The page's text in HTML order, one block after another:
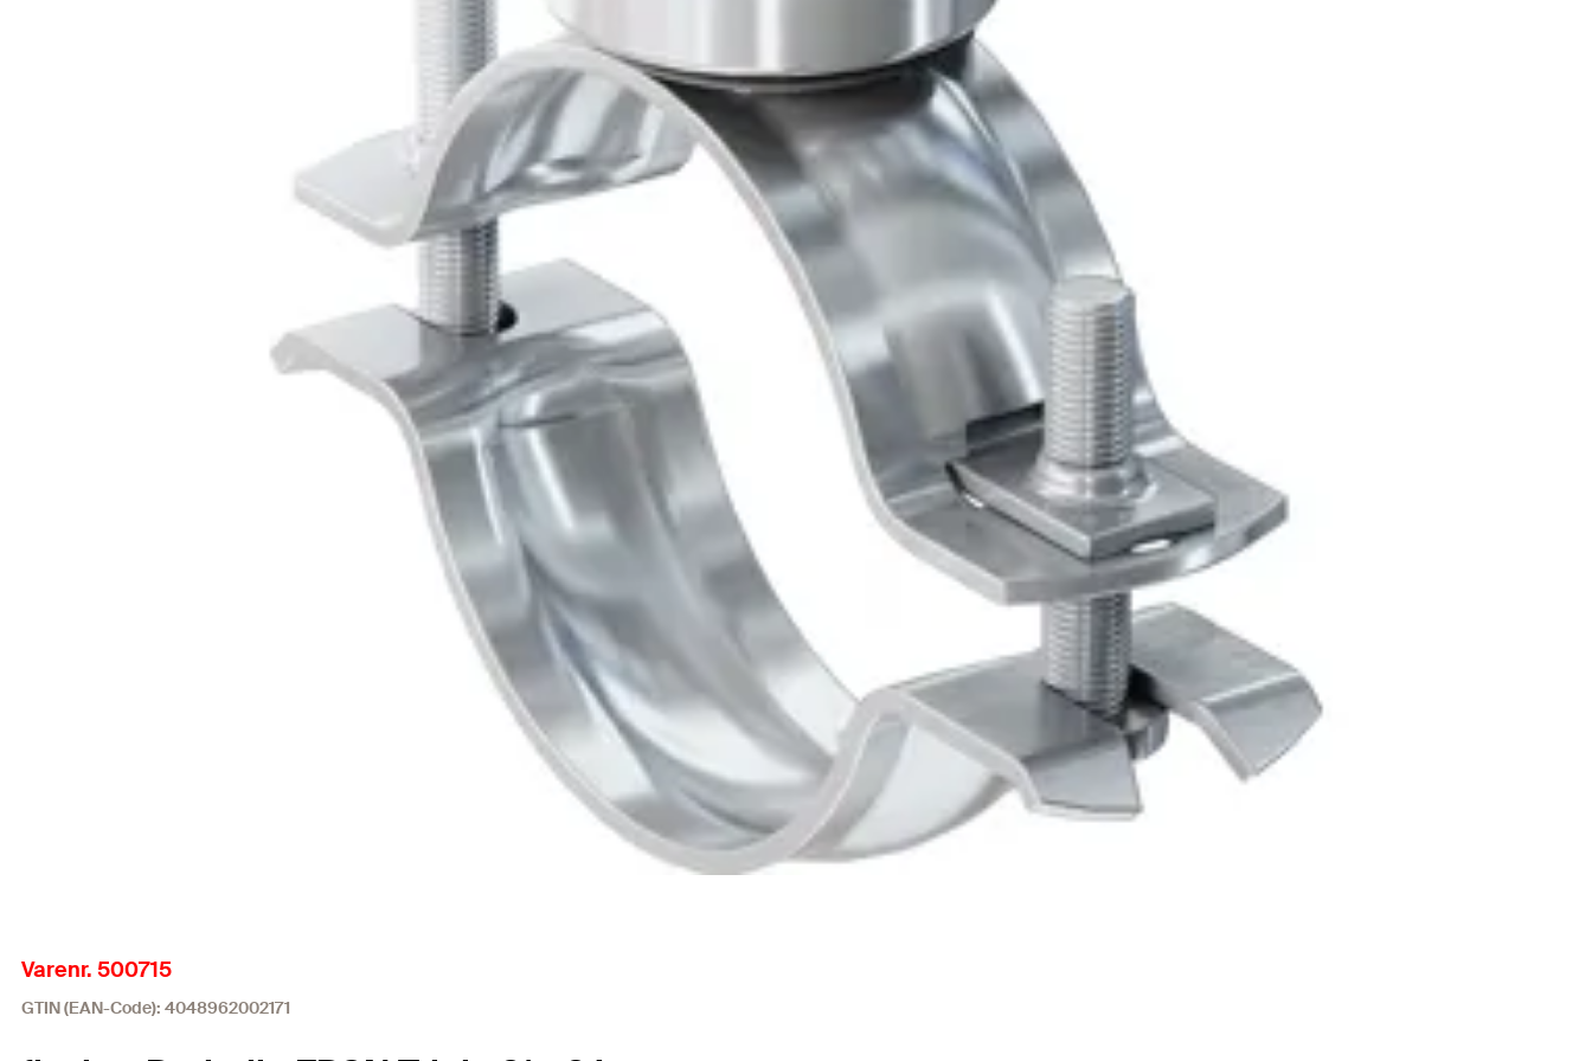
Varenr. 500715
GTIN (EAN-Code): 4048962002171